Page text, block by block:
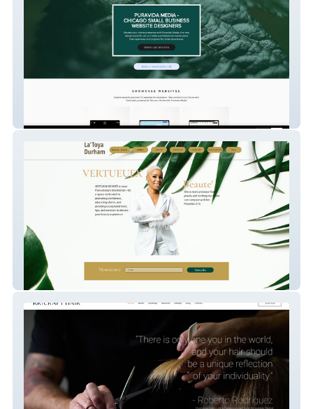
Digital Marketing Agency Website
(Advanced) PuraVida Media
Eyelash Studio Website (Advanced)
LaToyaManuel